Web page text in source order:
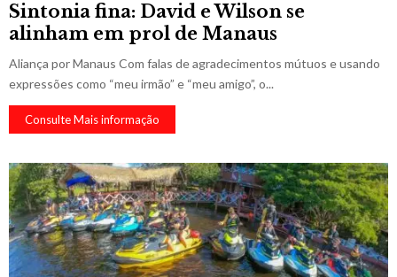
Sintonia fina: David e Wilson se
alinham em prol de Manaus
Aliança por Manaus Com falas de agradecimentos mútuos e usando
expressões como “meu irmão” e “meu amigo”, o...
Consulte Mais informação